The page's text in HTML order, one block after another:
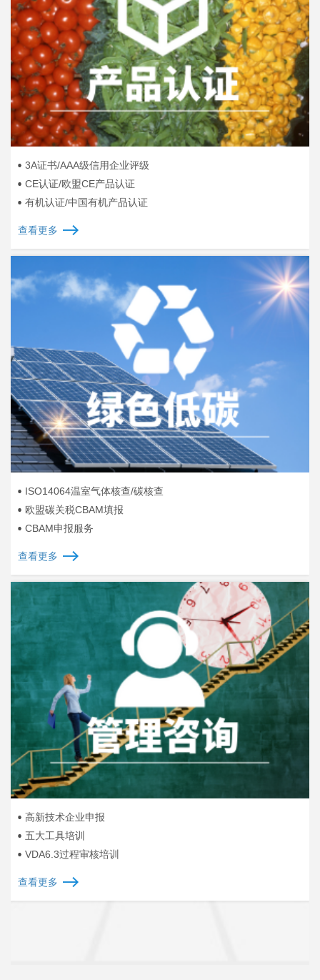
3A证书/AAA级信用企业评级
CE认证/欧盟CE产品认证
有机认证/中国有机产品认证
查看更多
ISO14064温室气体核查/碳核查
欧盟碳关税CBAM填报
CBAM申报服务
查看更多
高新技术企业申报
五大工具培训
VDA6.3过程审核培训
查看更多